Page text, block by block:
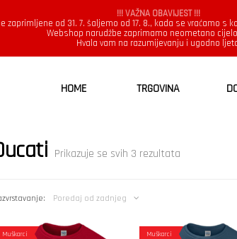
!!! VAŽNA OBAVIJEST !!!
zaprimljene od 31. 7. šaljemo od 17. 8., kada se vraćamo s
Webshop narudžbe zaprimamo neometano
Hvala vam na razumijevanju i ugodno
HOME TRGOVINA
Prikazuje se svih 3 rezultata
Poredaj od zadnjeg
Muškarci Muškarci